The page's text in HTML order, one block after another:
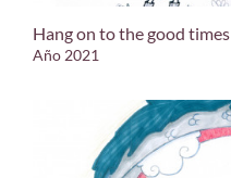
Hang on to the good times
Año 2021